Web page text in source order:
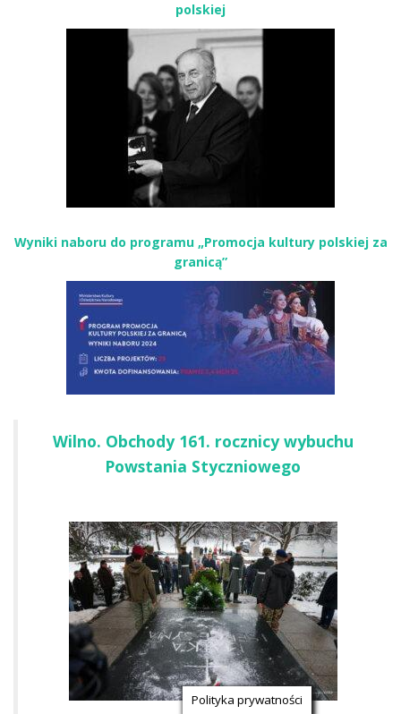
polskiej
Wyniki naboru do programu „Promocja kultury polskiej za
granicą”
Wilno. Obchody 161. rocznicy wybuchu
Powstania Styczniowego
Polityka prywatności